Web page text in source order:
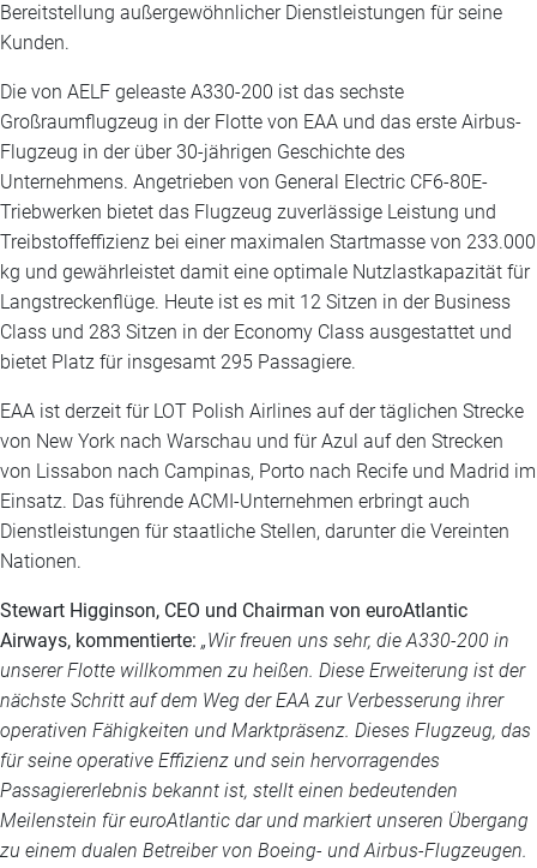
Bereitstellung außergewöhnlicher Dienstleistungen für seine
Kunden.
Die von AELF geleaste A330-200 ist das sechste
Großraumflugzeug in der Flotte von EAA und das erste Airbus-
Flugzeug in der über 30-jährigen Geschichte des
Unternehmens. Angetrieben von General Electric CF6-80E-
Triebwerken bietet das Flugzeug zuverlässige Leistung und
Treibstoffeffizienz bei einer maximalen Startmasse von 233.000
kg und gewährleistet damit eine optimale Nutzlastkapazität für
Langstreckenflüge. Heute ist es mit 12 Sitzen in der Business
Class und 283 Sitzen in der Economy Class ausgestattet und
bietet Platz für insgesamt 295 Passagiere.
EAA ist derzeit für LOT Polish Airlines auf der täglichen Strecke
von New York nach Warschau und für Azul auf den Strecken
von Lissabon nach Campinas, Porto nach Recife und Madrid im
Einsatz. Das führende ACMI-Unternehmen erbringt auch
Dienstleistungen für staatliche Stellen, darunter die Vereinten
Nationen.
Stewart Higginson, CEO und Chairman von euroAtlantic
Airways, kommentierte: „Wir freuen uns sehr, die A330-200 in
unserer Flotte willkommen zu heißen. Diese Erweiterung ist der
nächste Schritt auf dem Weg der EAA zur Verbesserung ihrer
operativen Fähigkeiten und Marktpräsenz. Dieses Flugzeug, das
für seine operative Effizienz und sein hervorragendes
Passagiererlebnis bekannt ist, stellt einen bedeutenden
Meilenstein für euroAtlantic dar und markiert unseren Übergang
zu einem dualen Betreiber von Boeing- und Airbus-Flugzeugen.